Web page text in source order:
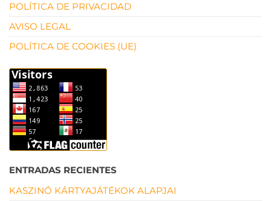
POLÍTICA DE PRIVACIDAD
AVISO LEGAL
POLÍTICA DE COOKIES (UE)
ENTRADAS RECIENTES
KASZINÓ KÁRTYAJÁTÉKOK ALAPJAI